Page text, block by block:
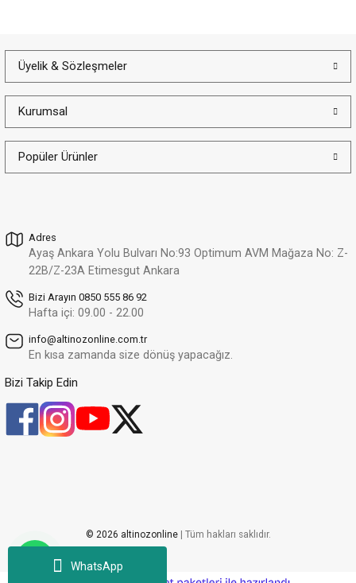
WhatsApp
Adres
Ayaş Ankara Yolu Bulvarı No:93 Optimum AVM Mağaza No: Z-
22B/Z-23A Etimesgut Ankara
Bizi Arayın 0850 555 86 92
Hafta içi: 09.00 - 22.00
info@altinozonline.com.tr
En kısa zamanda size dönüş yapacağız.
Bizi Takip Edin
Üyelik & Sözleşmeler
Kurumsal
Popüler Ürünler
© 2026 altinozonline | Tüm hakları saklıdır.